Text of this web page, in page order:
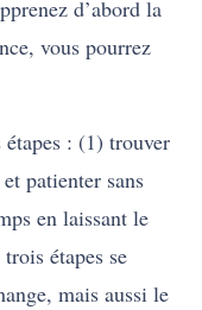
d’abord la
vous pourrez
: (1) trouver
patienter sans
en laissant le
étapes se
mais aussi le